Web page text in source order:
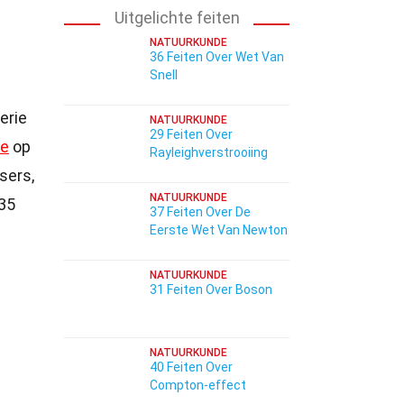
op
Uitgelichte feiten
NATUURKUNDE
36 Feiten Over Wet Van
Snell
NATUURKUNDE
29 Feiten Over
Rayleighverstrooiing
NATUURKUNDE
37 Feiten Over De
Eerste Wet Van Newton
NATUURKUNDE
31 Feiten Over Boson
NATUURKUNDE
40 Feiten Over
Compton-effect